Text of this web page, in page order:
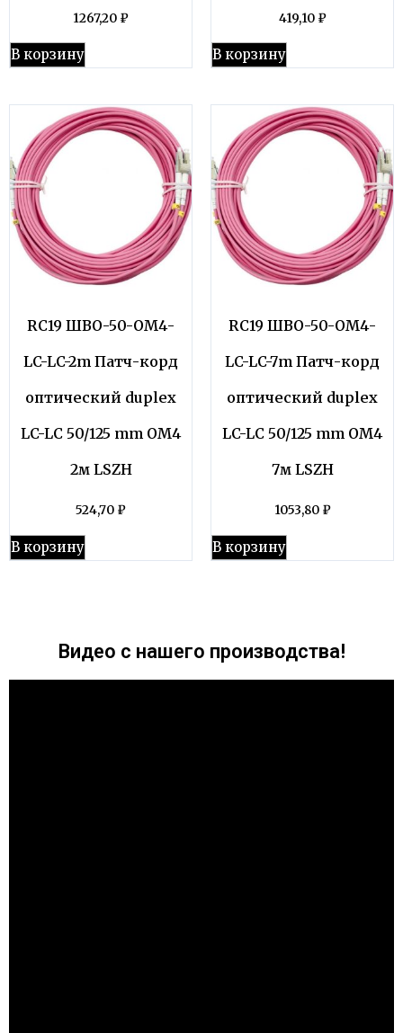
1267,20 ₽
В корзину
419,10 ₽
В корзину
RC19 ШВО-50-OM4-
LC-LC-2m Патч-корд
оптический duplex
LC-LC 50/125 mm OM4
2м LSZH
524,70 ₽
В корзину
RC19 ШВО-50-OM4-
LC-LC-7m Патч-корд
оптический duplex
LC-LC 50/125 mm OM4
7м LSZH
1053,80 ₽
В корзину
Видео с нашего производства!